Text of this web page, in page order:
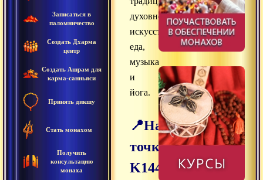
Записаться в
паломничество
Создать Дхарма
центр
Создать Ашрам для
карма-санньяси
Принять дикшу
Стать монахом
Получить
консультацию
монаха
духовность,
искусство,
еда,
музыка
и
йога.
📍Наша
точка
K144